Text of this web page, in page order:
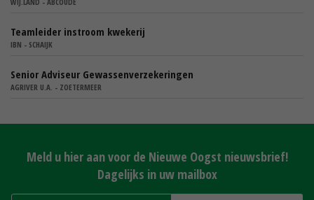
Teamleider instroom kwekerij
IBN - SCHAIJK
Senior Adviseur Gewassenverzekeringen
AGRIVER U.A. - ZOETERMEER
Meld u hier aan voor de Nieuwe Oogst nieuwsbrief!
Dagelijks in uw mailbox